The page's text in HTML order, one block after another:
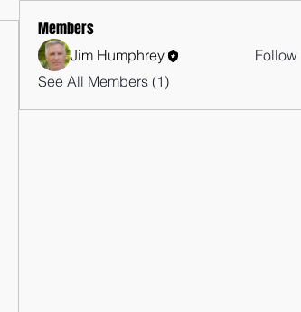
Members
Jim Humphrey
Follow
See All Members (1)